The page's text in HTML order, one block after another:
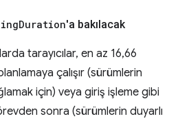
Duration'a bakılacak
tarayıcılar, en az 16,66
çalışır (sürümlerin
için) veya giriş işleme gibi
sonra (sürümlerin duyarlı